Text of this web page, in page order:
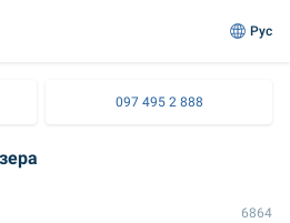
Рус
097 495 2 888
6864